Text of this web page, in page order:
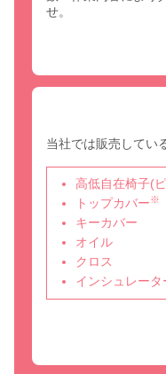
せ。
当社では販売してい
高低自在椅子(
トップカバー※
キーカバー
オイル
クロス
インシュレータ